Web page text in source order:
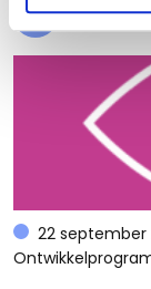
22 september